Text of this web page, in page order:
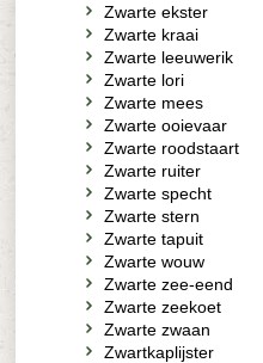
Zwarte ekster
Zwarte kraai
Zwarte leeuwerik
Zwarte lori
Zwarte mees
Zwarte ooievaar
Zwarte roodstaart
Zwarte ruiter
Zwarte specht
Zwarte stern
Zwarte tapuit
Zwarte wouw
Zwarte zee-eend
Zwarte zeekoet
Zwarte zwaan
Zwartkaplijster